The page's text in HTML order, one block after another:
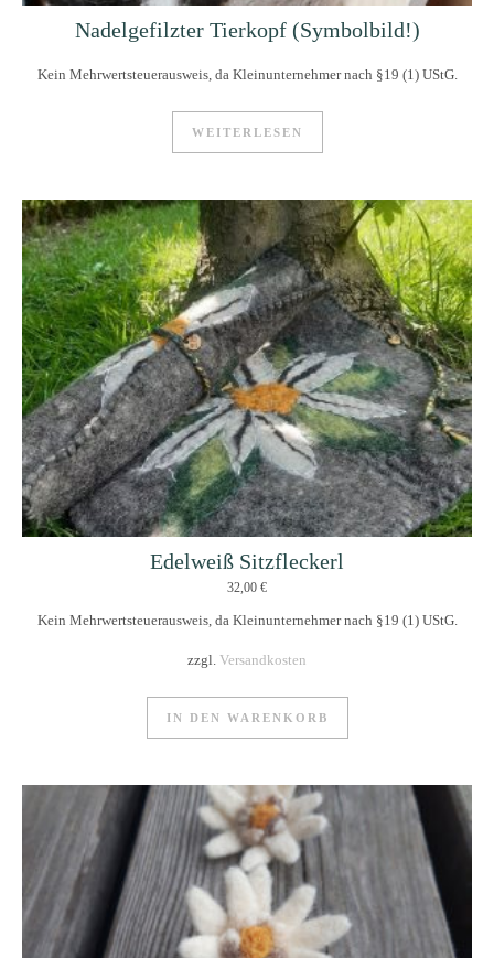
Nadelgefilzter Tierkopf (Symbolbild!)
Kein Mehrwertsteuerausweis, da Kleinunternehmer nach §19 (1) UStG.
WEITERLESEN
Edelweiß Sitzfleckerl
32,00 €
Kein Mehrwertsteuerausweis, da Kleinunternehmer nach §19 (1) UStG.
zzgl. Versandkosten
IN DEN WARENKORB